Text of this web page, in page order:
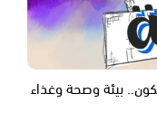
بيئة وصحة وغذاء